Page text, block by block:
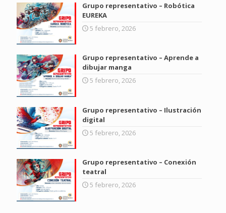
Grupo representativo – Robótica
EUREKA
5 febrero, 2026
Grupo representativo – Aprende a
dibujar manga
5 febrero, 2026
Grupo representativo – Ilustración
digital
5 febrero, 2026
Grupo representativo – Conexión
teatral
5 febrero, 2026